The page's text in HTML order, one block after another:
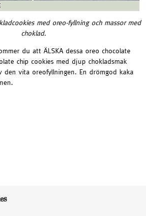
med oreo-fyllning och massor med
choklad.
du att ÄLSKA dessa oreo chocolate
chip cookies med djup chokladsmak
den vita oreofyllningen. En drömgod kaka